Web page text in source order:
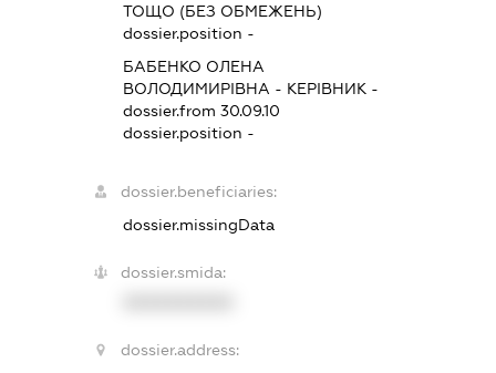
ТОЩО (БЕЗ ОБМЕЖЕНЬ)
dossier.position -
БАБЕНКО ОЛЕНА
ВОЛОДИМИРІВНА - КЕРІВНИК -
dossier.from 30.09.10
dossier.position -
dossier.beneficiaries:
dossier.missingData
dossier.smida:
dossier.address: